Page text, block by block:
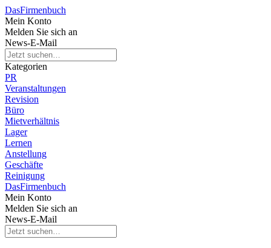
DasFirmenbuch
Mein Konto
Melden Sie sich an
News-E-Mail
Kategorien
PR
Veranstaltungen
Revision
Büro
Mietverhältnis
Lager
Lernen
Anstellung
Geschäfte
Reinigung
DasFirmenbuch
Mein Konto
Melden Sie sich an
News-E-Mail